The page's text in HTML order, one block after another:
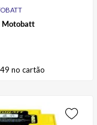
Motobatt
49 no cartão